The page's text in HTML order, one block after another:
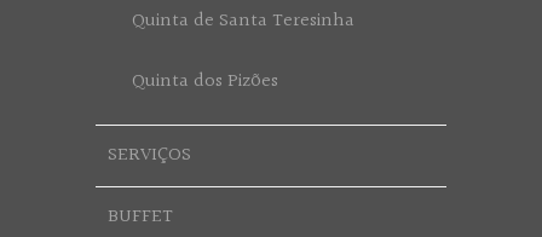
Quinta de Santa Teresinha
Quinta dos Pizões
SERVIÇOS
BUFFET